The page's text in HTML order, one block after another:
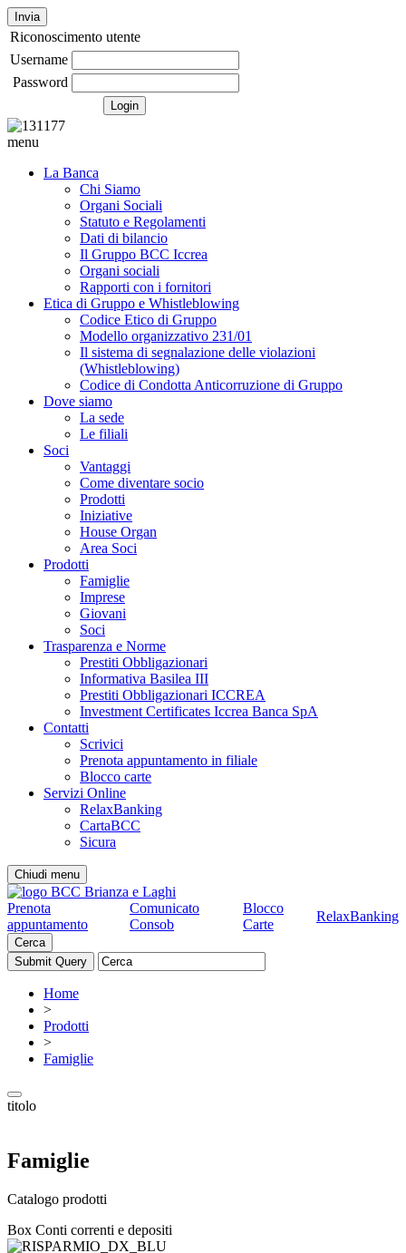
Invia
Riconoscimento utente
Username
Password
menu
La Banca
Chi Siamo
Organi Sociali
Statuto e Regolamenti
Dati di bilancio
Il Gruppo BCC Iccrea
Organi sociali
Rapporti con i fornitori
Etica di Gruppo e Whistleblowing
Codice Etico di Gruppo
Modello organizzativo 231/01
Il sistema di segnalazione delle violazioni
(Whistleblowing)
Codice di Condotta Anticorruzione di Gruppo
Dove siamo
La sede
Le filiali
Soci
Vantaggi
Come diventare socio
Prodotti
Iniziative
House Organ
Area Soci
Prodotti
Famiglie
Imprese
Giovani
Soci
Trasparenza e Norme
Prestiti Obbligazionari
Informativa Basilea III
Prestiti Obbligazionari ICCREA
Investment Certificates Iccrea Banca SpA
Contatti
Scrivici
Prenota appuntamento in filiale
Blocco carte
Servizi Online
RelaxBanking
CartaBCC
Sicura
Chiudi menu
Prenota
appuntamento
Comunicato
Consob
Blocco
Carte
RelaxBanking
Cerca
Home
>
Prodotti
>
Famiglie
titolo
Famiglie
Catalogo prodotti
Box Conti correnti e depositi